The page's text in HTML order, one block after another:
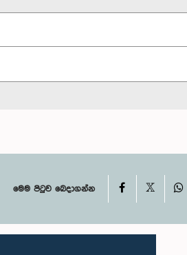
මෙම පිටුව බෙදාගන්න Facebook